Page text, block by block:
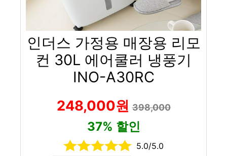
인더스 가정용 매장용 리모
컨 30L 에어쿨러 냉풍기
INO-A30RC
248,000원398,000
37% 할인
5.0/5.0